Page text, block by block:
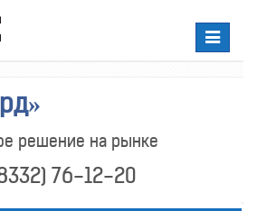
Toggle
решение на рынке
76-12-20